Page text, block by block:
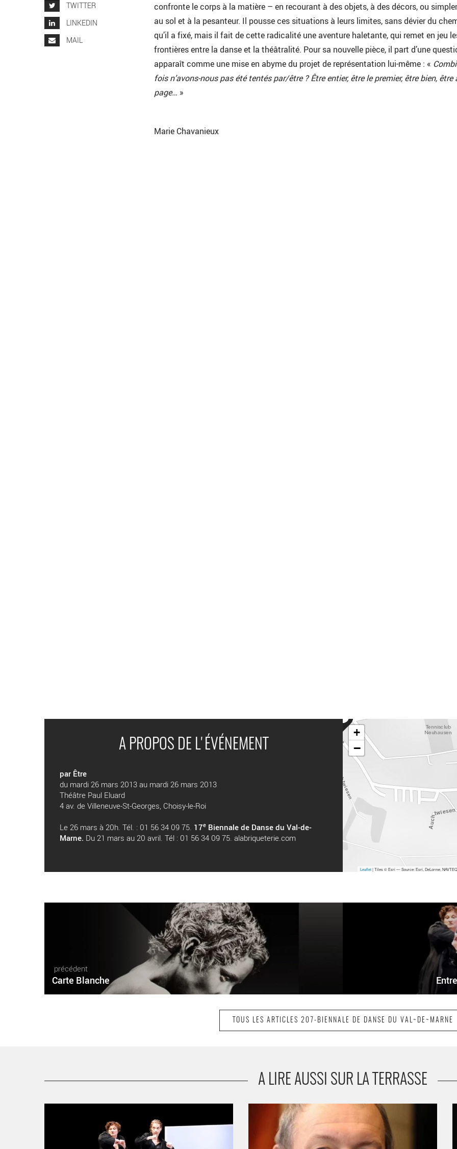
TWITTER
LINKEDIN
MAIL
confronte le corps à la matière – en recourant à des objets, à des décors, ou
au sol et à la pesanteur. Il pousse ces situations à leurs limites, sans dévier du
qu’il a fixé, mais il fait de cette radicalité une aventure haletante, qui remet en jeu
frontières entre la danse et la théâtralité. Pour sa nouvelle pièce, il part d’une
apparaît comme une mise en abyme du projet de représentation lui-même : «
fois n’avons-nous pas été tentés par/être ? Être entier, être le premier, être bien, être
page… »
Marie Chavanieux
A PROPOS DE L'ÉVÉNEMENT
par Être
du mardi 26 mars 2013 au mardi 26 mars 2013
Théâtre Paul Eluard
4 av. de Villeneuve-St-Georges, Choisy-le-Roi
Le 26 mars à 20h. Tél. : 01 56 34 09 75. 17e Biennale de Danse du Val-de-
Marne. Du 21 mars au 20 avril. Tél : 01 56 34 09 75. alabriqueterie.com
+
−
Leaflet| Tiles © Esri — Source: Esri, DeLorme,
précédent
Carte Blanche
TOUS LES ARTICLES 207-BIENNALE DE DANSE DU VAL~DE~MARNE
A LIRE AUSSI SUR LA TERRASSE
Critique sortie Danse Vitry-sur-Seine Théâtre Jean Vilar
Entretien Daniel Favier - Critique sortie Danse Vitry-sur-
Seine La Briqueterie